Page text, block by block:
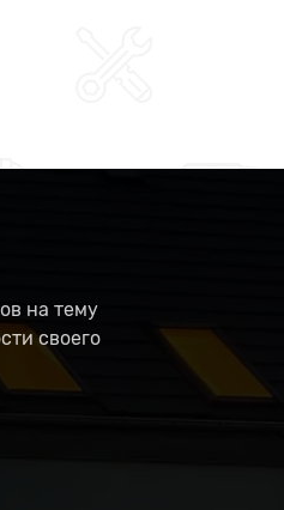
на тему
своего